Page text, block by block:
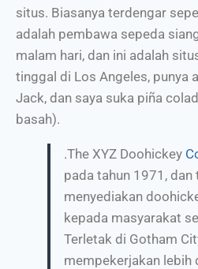
situs. Biasanya terdengar
adalah pembawa sepeda
malam hari, dan ini adalah
tinggal di Los Angeles, punya
Jack, dan saya suka piña
basah).
.The XYZ Doohickey
pada tahun 1971, dan
menyediakan
kepada masyarakat
Terletak di Gotham
mempekerjakan lebih